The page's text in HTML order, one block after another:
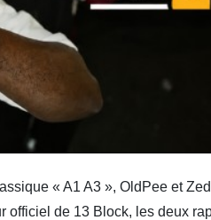
« A1 A3 », OldPee et
de 13 Block, les deux